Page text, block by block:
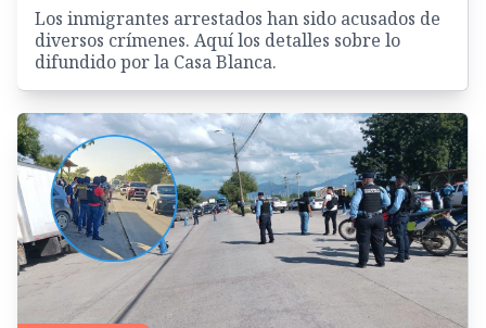
Los inmigrantes arrestados han sido acusados de
diversos crímenes. Aquí los detalles sobre lo
difundido por la Casa Blanca.